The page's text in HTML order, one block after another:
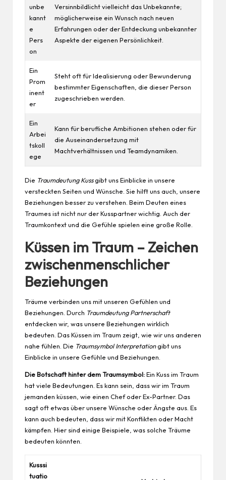
unbe
kannt
e
Pers
on
Versinnbildlicht vielleicht das Unbekannte;
möglicherweise ein Wunsch nach neuen
Erfahrungen oder der Entdeckung unbekannter
Aspekte der eigenen Persönlichkeit.
Ein
Prom
inent
er
Steht oft für Idealisierung oder Bewunderung
bestimmter Eigenschaften, die dieser Person
zugeschrieben werden.
Ein
Arbei
tskoll
ege
Kann für berufliche Ambitionen stehen oder für
die Auseinandersetzung mit
Machtverhältnissen und Teamdynamiken.
Die Traumdeutung Kussgibt uns Einblicke in unsere
versteckten Seiten und Wünsche. Sie hilft uns auch, unsere
Beziehungen besser zu verstehen. Beim Deuten eines
Traumes ist nicht nur der Kusspartner wichtig. Auch der
Traumkontext und die Gefühle spielen eine große Rolle.
Küssen im Traum – Zeichen
zwischenmenschlicher
Beziehungen
Träume verbinden uns mit unseren Gefühlen und
Beziehungen. Durch Traumdeutung Partnerschaft
entdecken wir, was unsere Beziehungen wirklich
bedeuten. Das Küssen im Traum zeigt, wie wir uns anderen
nahe fühlen. Die Traumsymbol Interpretationgibt uns
Einblicke in unsere Gefühle und Beziehungen.
Die Botschaft hinter dem Traumsymbol:Ein Kuss im Traum
hat viele Bedeutungen. Es kann sein, dass wir im Traum
jemanden küssen, wie einen Chef oder Ex-Partner. Das
sagt oft etwas über unsere Wünsche oder Ängste aus. Es
kann auch bedeuten, dass wir mit Konflikten oder Macht
kämpfen. Hier sind einige Beispiele, was solche Träume
bedeuten könnten.
Kusssi
tuatio